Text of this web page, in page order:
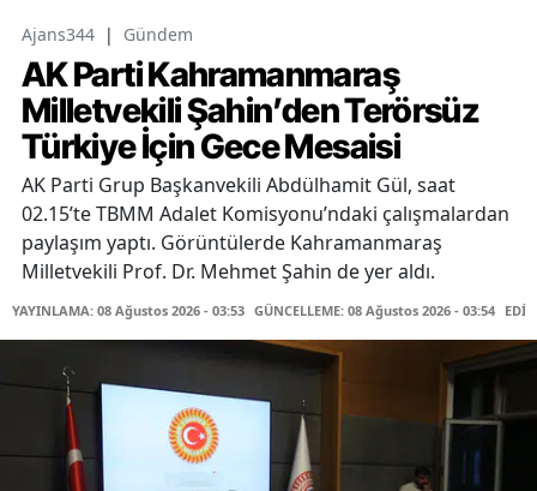
Ajans344 | Gündem
AK Parti Kahramanmaraş
Milletvekili Şahin’den Terörsüz
Türkiye İçin Gece Mesaisi
AK Parti Grup Başkanvekili Abdülhamit Gül, saat
02.15’te TBMM Adalet Komisyonu’ndaki çalışmalardan
paylaşım yaptı. Görüntülerde Kahramanmaraş
Milletvekili Prof. Dr. Mehmet Şahin de yer aldı.
YAYINLAMA: 08 Ağustos 2026 - 03:53 GÜNCELLEME: 08 Ağustos 2026 - 03:54